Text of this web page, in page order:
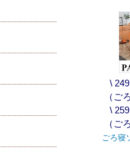
\
（ご
\
（ご
ごろ寝